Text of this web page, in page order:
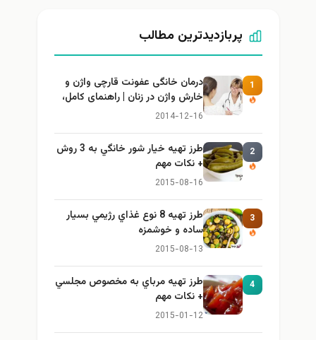
پربازدیدترین مطالب
درمان خانگی عفونت قارچی واژن و
خارش واژن در زنان | راهنمای کامل،
ایمن و کاربردی
2014-12-16
طرز تهيه خیار شور خانگي به 3 روش
+ نكات مهم
2015-08-16
طرز تهيه 8 نوع غذاي رژيمي بسيار
ساده و خوشمزه
2015-08-13
طرز تهيه مرباي به مخصوص مجلسي
+ نكات مهم
2015-01-12